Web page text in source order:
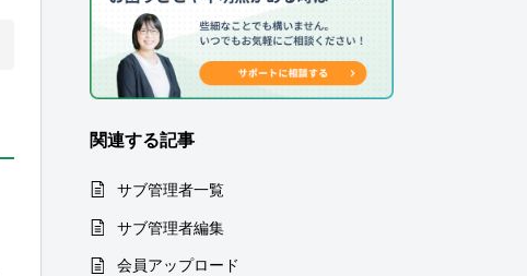
関連する記事
サブ管理者一覧
サブ管理者編集
会員アップロード